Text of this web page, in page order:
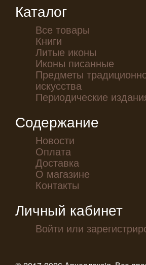
Каталог
Все товары
Книги
Литые иконы
Иконы писанные
Предметы
искусства
Периодические
Содержание
Новости
Оплата
Доставка
О магазине
Контакты
Личный кабинет
Войти или